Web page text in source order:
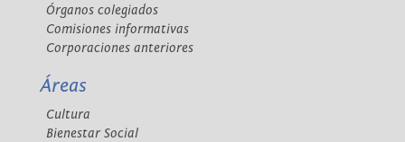
Órganos colegiados
Comisiones informativas
Corporaciones anteriores
Áreas
Cultura
Bienestar Social